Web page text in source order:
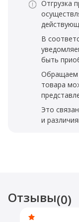
Отгрузка
В
быть
Обращаем
товара
Это
и
Отзывы(0)